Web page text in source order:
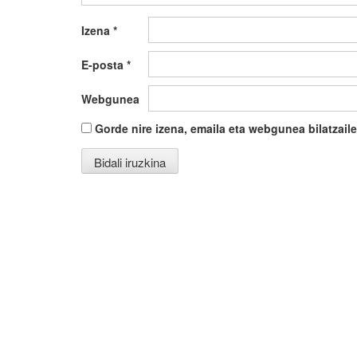
Izena *
E-posta *
Webgunea
Gorde nire izena, emaila eta webgunea